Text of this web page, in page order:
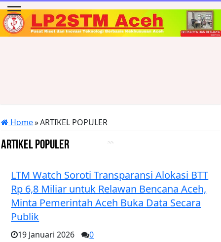
Home»ARTIKEL POPULER
ARTIKEL POPULER
LTM Watch Soroti Transparansi Alokasi BTT
Rp 6,8 Miliar untuk Relawan Bencana Aceh,
Minta Pemerintah Aceh Buka Data Secara
Publik
19 Januari 2026 0